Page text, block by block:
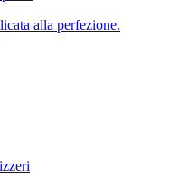
alla perfezione.